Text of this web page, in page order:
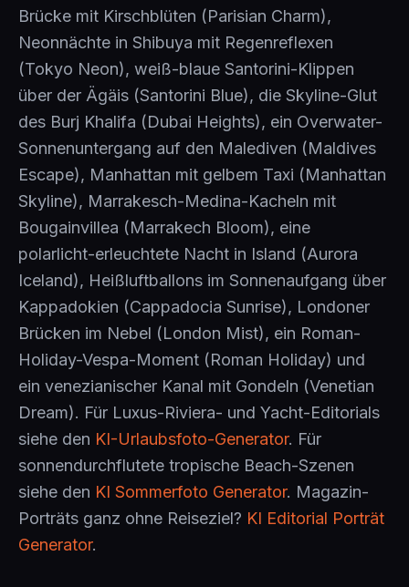
Brücke mit Kirschblüten (Parisian Charm),
Neonnächte in Shibuya mit Regenreflexen
(Tokyo Neon), weiß-blaue Santorini-Klippen
über der Ägäis (Santorini Blue), die Skyline-Glut
des Burj Khalifa (Dubai Heights), ein Overwater-
Sonnenuntergang auf den Malediven (Maldives
Escape), Manhattan mit gelbem Taxi (Manhattan
Skyline), Marrakesch-Medina-Kacheln mit
Bougainvillea (Marrakech Bloom), eine
polarlicht-erleuchtete Nacht in Island (Aurora
Iceland), Heißluftballons im Sonnenaufgang über
Kappadokien (Cappadocia Sunrise), Londoner
Brücken im Nebel (London Mist), ein Roman-
Holiday-Vespa-Moment (Roman Holiday) und
ein venezianischer Kanal mit Gondeln (Venetian
Dream). Für Luxus-Riviera- und Yacht-Editorials
siehe den KI-Urlaubsfoto-Generator. Für
sonnendurchflutete tropische Beach-Szenen
siehe den KI Sommerfoto Generator. Magazin-
Porträts ganz ohne Reiseziel? KI Editorial Porträt
Generator.